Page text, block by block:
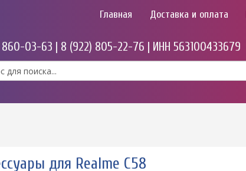
Главная Доставка и оплата
860-03-63 | 8 (922) 805-22-76 | ИНН 563100433679
для Realme C58